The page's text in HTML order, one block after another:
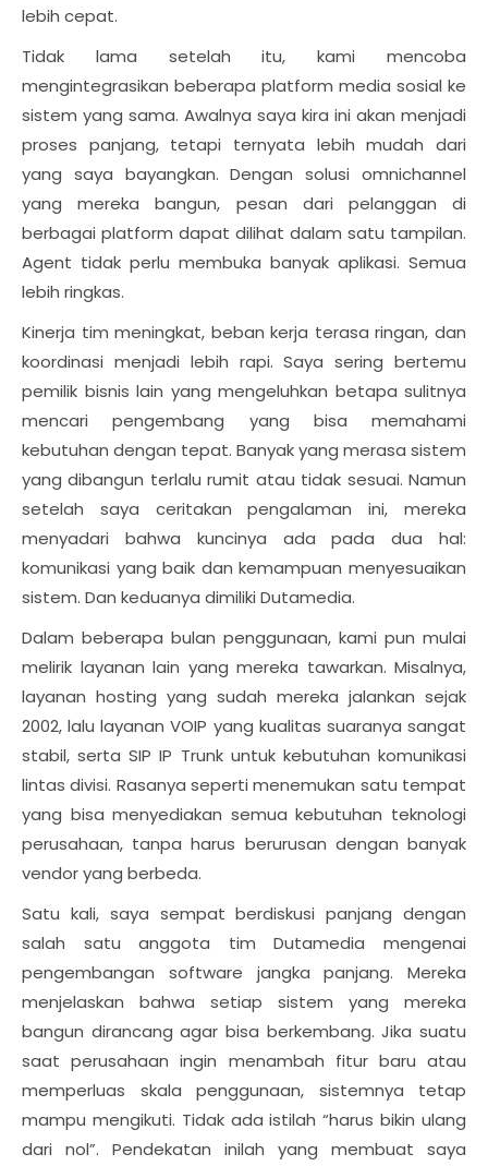
lebih cepat.
Tidak lama setelah itu, kami mencoba
mengintegrasikan beberapa platform media sosial ke
sistem yang sama. Awalnya saya kira ini akan menjadi
proses panjang, tetapi ternyata lebih mudah dari
yang saya bayangkan. Dengan solusi omnichannel
yang mereka bangun, pesan dari pelanggan di
berbagai platform dapat dilihat dalam satu tampilan.
Agent tidak perlu membuka banyak aplikasi. Semua
lebih ringkas.
Kinerja tim meningkat, beban kerja terasa ringan, dan
koordinasi menjadi lebih rapi. Saya sering bertemu
pemilik bisnis lain yang mengeluhkan betapa sulitnya
mencari pengembang yang bisa memahami
kebutuhan dengan tepat. Banyak yang merasa sistem
yang dibangun terlalu rumit atau tidak sesuai. Namun
setelah saya ceritakan pengalaman ini, mereka
menyadari bahwa kuncinya ada pada dua hal:
komunikasi yang baik dan kemampuan menyesuaikan
sistem. Dan keduanya dimiliki Dutamedia.
Dalam beberapa bulan penggunaan, kami pun mulai
melirik layanan lain yang mereka tawarkan. Misalnya,
layanan hosting yang sudah mereka jalankan sejak
2002, lalu layanan VOIP yang kualitas suaranya sangat
stabil, serta SIP IP Trunk untuk kebutuhan komunikasi
lintas divisi. Rasanya seperti menemukan satu tempat
yang bisa menyediakan semua kebutuhan teknologi
perusahaan, tanpa harus berurusan dengan banyak
vendor yang berbeda.
Satu kali, saya sempat berdiskusi panjang dengan
salah satu anggota tim Dutamedia mengenai
pengembangan software jangka panjang. Mereka
menjelaskan bahwa setiap sistem yang mereka
bangun dirancang agar bisa berkembang. Jika suatu
saat perusahaan ingin menambah fitur baru atau
memperluas skala penggunaan, sistemnya tetap
mampu mengikuti. Tidak ada istilah “harus bikin ulang
dari nol”. Pendekatan inilah yang membuat saya